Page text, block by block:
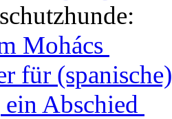
Mohács
für
Abschied